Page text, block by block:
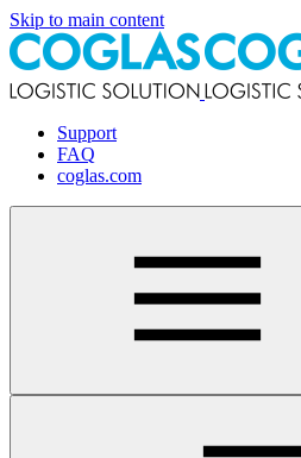
Skip to main content
Support
FAQ
coglas.com